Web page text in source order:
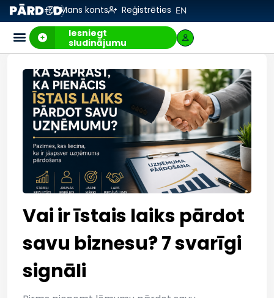
Mans konts Reģistrēties EN
Iesniegt
sludinājumu
Vai ir īstais laiks pārdot
savu biznesu? 7 svarīgi
signāli